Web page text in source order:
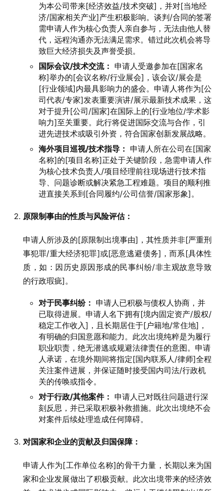
为本公司带来[经济效益/技术突破]，并对[当地经
济/国家相关产业]产生积极影响。谈判/合同的签署
需申请人作为核心负责人亲自参与，无法由他人替
代，远程沟通亦无法满足需求。错过此次机会将导
致巨大经济损失及声誉受损。
国际会议/技术交流： 申请人受邀参加在[国家名
称]举办的[会议名称/行业展会]，该会议/展会是
[行业领域]内最具影响力的盛会。申请人将作为[公
司代表/专家]发表重要演讲/展示最新技术成果，这
对于提升[公司/国家]在国际上的[行业地位/学术影
响力]至关重要。此行将促进国际交流与合作，引
进先进技术或吸引外资，符合国家创新发展战略。
海外项目巡视/技术指导： 申请人所在公司在[国家
名称]的[项目名称]正处于关键阶段，急需申请人作
为核心技术负责人/项目经理前往现场进行技术指
导、问题诊断或解决紧急工程难题。项目的顺利推
进直接关系到[合同履约/公司信誉/国家形象]。
原限制事由的性质与风险评估：
申请人所涉及的[原限制出境事由]，其性质并非[严重刑
事犯罪/重大经济犯罪]或[恶意逃避债务]，而系[具体性
质，如：因历史原因形成的民事纠纷/非主观故意导致
的行政瑕疵]。
对于民事纠纷： 申请人已积极与债权人协商，并
已取得进展。申请人名下拥有[境内固定资产/股权/
稳定工作收入]，且长期居住于[户籍地/常住地]，
有明确的归国意愿和能力。此次出境纯粹是为履行
职业职责，绝无潜逃或规避法律责任的意图。申请
人承诺，在境外期间将指定[国内联系人/律师]全程
关注案件进展，并保证随时接受国内司法/行政机
关的传唤或指令。
对于行政/其他案件： 申请人已对既往问题进行深
刻反思，并已采取积极补救措施。此次出境绝不会
对案件后续处理造成任何障碍。
对国家和企业的贡献及归国保障：
申请人作为[工作单位名称]的骨干力量，长期以来为国
家和企业发展做出了积极贡献。此次出境带来的经济效